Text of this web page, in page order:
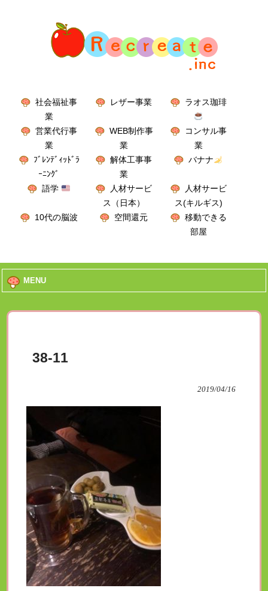
社会福祉事
業
レザー事業 ラオス珈琲
営業代行事
業
WEB制作事
業
コンサル事
業
ﾌﾞﾚﾝﾃﾞｨｯﾄﾞﾗ
ｰﾆﾝｸﾞ
解体工事事
業
バナナ
語学
人材サービ
ス（日本）
人材サービ
ス(キルギス)
10代の脳波
空間還元
移動できる
部屋
MENU
38-11
2019/04/16